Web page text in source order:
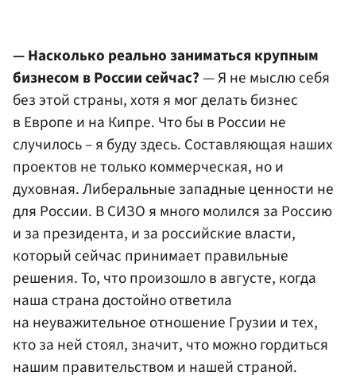
— Насколько реально заниматься крупным
бизнесом в России сейчас?— Я не мыслю себя
без этой страны, хотя я мог делать бизнес
в Европе и на Кипре. Что бы в России не
случилось – я буду здесь. Составляющая наших
проектов не только коммерческая, но и
духовная. Либеральные западные ценности не
для России. В СИЗО я много молился за Россию
и за президента, и за российские власти,
который сейчас принимает правильные
решения. То, что произошло в августе, когда
наша страна достойно ответила
на неуважительное отношение Грузии и тех,
кто за ней стоял, значит, что можно гордиться
нашим правительством и нашей страной.